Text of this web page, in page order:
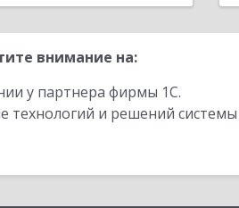
внимание на:
у партнера фирмы 1С.
технологий и решений